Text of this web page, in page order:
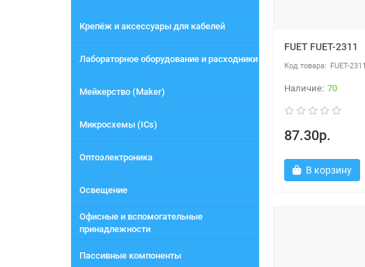
Крепёж и аксессуары для кабелей
Лабораторное оборудование и расходники
Мейкерство (Maker)
Микросхемы (ICs)
Оптоэлектроника
Освещение
Офисные и вспомогательные
принадлежности
Пассивные компоненты
FUET FUET-2311
FUET-2311
70
87.30р.
В корзину